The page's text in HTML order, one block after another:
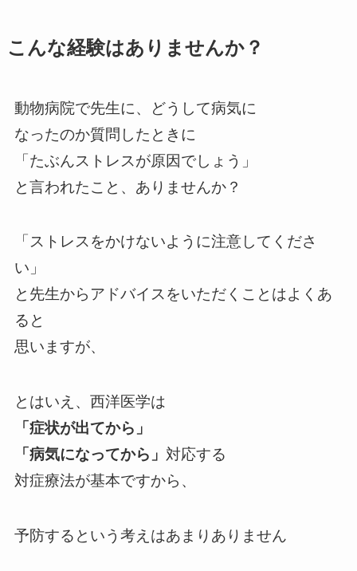
こんな経験はありませんか？
動物病院で先生に、どうして病気に
なったのか質問したときに
「たぶんストレスが原因でしょう」
と言われたこと、ありませんか？
「ストレスをかけないように注意してくださ
い」
と先生からアドバイスをいただくことはよくあ
ると
思いますが、
とはいえ、西洋医学は
「症状が出てから」
「病気になってから」 対応する
対症療法が基本ですから、
予防するという考えはあまりありません